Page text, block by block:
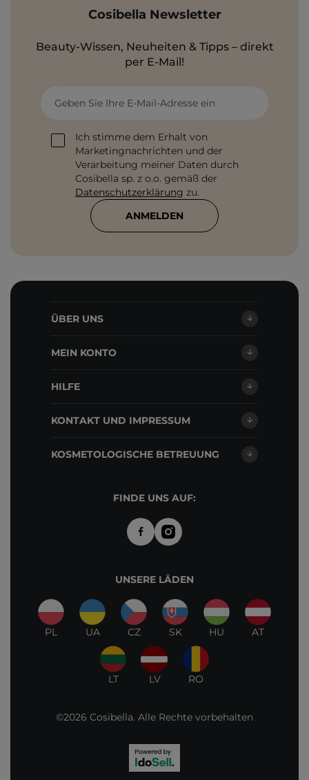
Cosibella Newsletter
Beauty-Wissen, Neuheiten & Tipps – direkt
per E-Mail!
Geben Sie Ihre E-Mail-Adresse ein
Ich stimme dem Erhalt von
Marketingnachrichten und der
Verarbeitung meiner Daten durch
Cosibella sp. z o.o. gemäß der
Datenschutzerklärung zu.
ANMELDEN
ÜBER UNS
MEIN KONTO
HILFE
KONTAKT UND IMPRESSUM
KOSMETOLOGISCHE BETREUUNG
FINDE UNS AUF:
UNSERE LÄDEN
PL UA CZ SK HU AT
LT LV RO
©2026 Cosibella. Alle Rechte vorbehalten